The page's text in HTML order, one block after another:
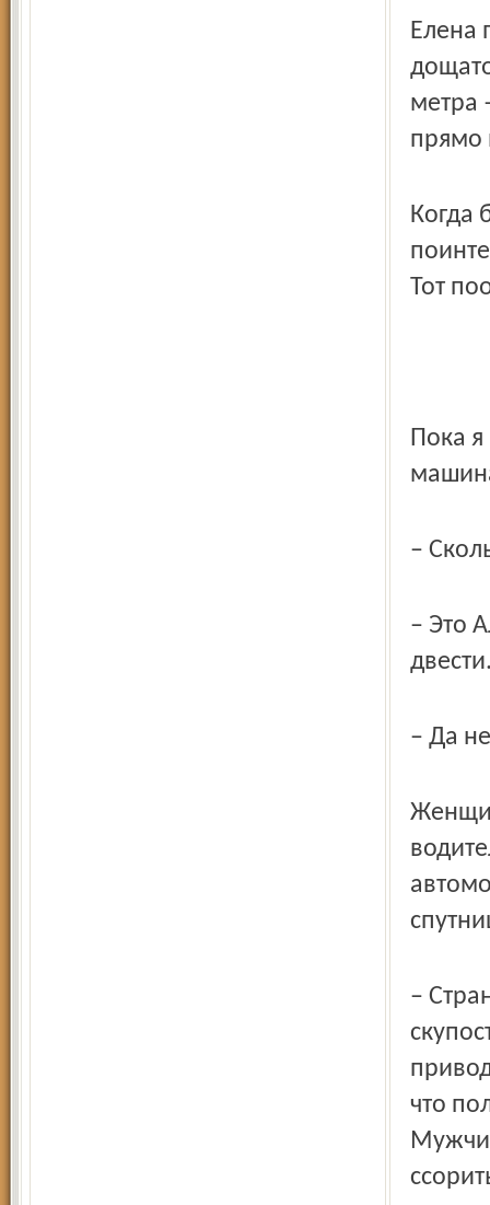
Елена
метра
прямо
Когда
Тот
Пока я
–
– Это
– Да
–
что